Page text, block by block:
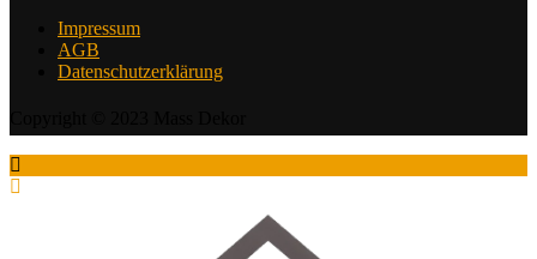
Impressum
AGB
Datenschutzerklärung